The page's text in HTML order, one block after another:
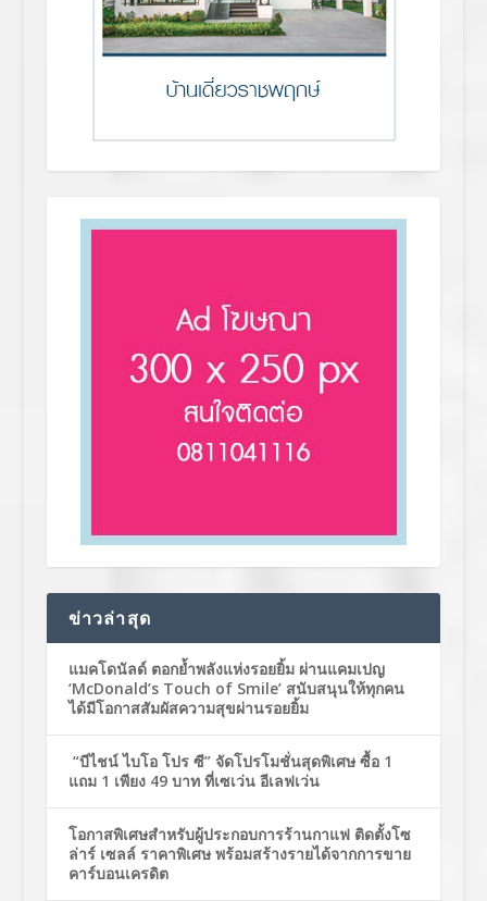
ข่าวล่าสุด
แมคโดนัลด์ ตอกย้ำพลังแห่งรอยยิ้ม ผ่านแคมเปญ
‘McDonald’s Touch of Smile’ สนับสนุนให้ทุกคน
ได้มีโอกาสสัมผัสความสุขผ่านรอยยิ้ม
“บีไชน์ ไบโอ โปร ซี” จัดโปรโมชั่นสุดพิเศษ ซื้อ 1
แถม 1 เพียง 49 บาท ที่เซเว่น อีเลฟเว่น
โอกาสพิเศษสำหรับผู้ประกอบการร้านกาแฟ ติดตั้งโซ
ล่าร์ เซลล์ ราคาพิเศษ พร้อมสร้างรายได้จากการขาย
คาร์บอนเครดิต